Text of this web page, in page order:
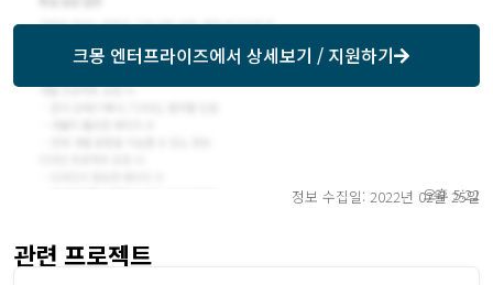
크몽 엔터프라이즈에서 상세보기 / 지원하기
정보 수집일: 2022년 02월 25일
오후 5:22
관련 프로젝트